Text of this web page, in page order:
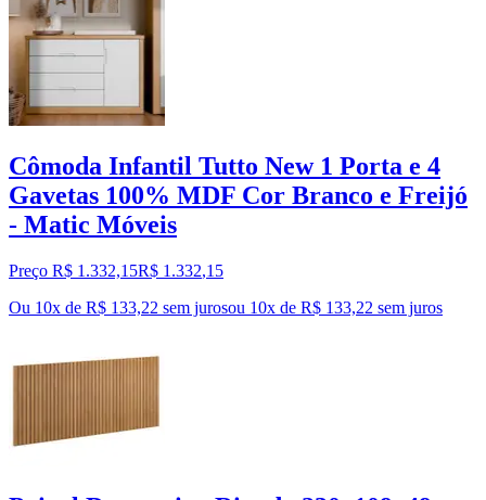
Cômoda Infantil Tutto New 1 Porta e 4
Gavetas 100% MDF Cor Branco e Freijó
- Matic Móveis
Preço R$ 1.332,15R$ 1.332,15
Ou 10x de R$ 133,22 sem jurosou 10x de R$ 133,22 sem juros